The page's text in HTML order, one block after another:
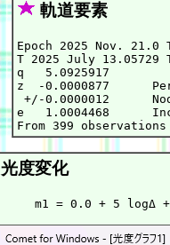
軌道要素
Epoch 2025 Nov. 21.0
T 2025 July
q   5.0925917
z  -0.0000877
+/-0.0000012
e   1.0004468
光度変化